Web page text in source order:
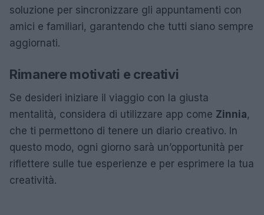
soluzione per sincronizzare gli appuntamenti con
amici e familiari, garantendo che tutti siano sempre
aggiornati.
Rimanere motivati e creativi
Se desideri iniziare il viaggio con la giusta
mentalità, considera di utilizzare app come Zinnia,
che ti permettono di tenere un diario creativo. In
questo modo, ogni giorno sarà un’opportunità per
riflettere sulle tue esperienze e per esprimere la tua
creatività.